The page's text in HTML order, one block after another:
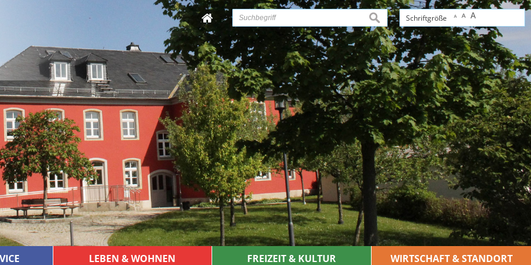
Schriftgröße A A A
suchen
LEBEN & WOHNEN FREIZEIT & KULTUR WIRTSCHAFT & STANDORT